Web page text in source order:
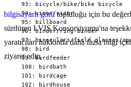
bilgisayarlı görütopluluğu için bu
sürdüren LVIS Konsorsiyumu'na
yaratıcıları hakkında daha fazla bilgi
ziyaret edin.